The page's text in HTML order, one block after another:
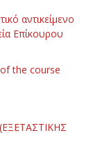
αντικείμενο
Επίκουρου
the course